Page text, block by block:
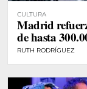
CULTURA
Madrid
de hasta
RUTH RODRÍGUEZ